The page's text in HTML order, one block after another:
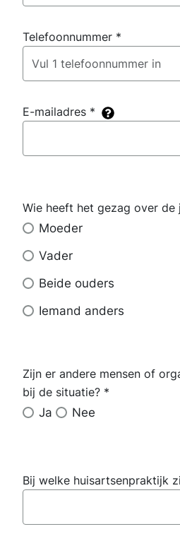
Telefoonnummer *
E-mailadres *
Wie
heeft
gezag
over
de
jongere?
Wie heeft het gezag over de
Moeder
Vader
Beide ouders
Iemand anders
Zijn
er
andere
mensen
de
situatie?
Zijn er andere mensen of
bij de situatie? *
Ja
Nee
Bij welke huisartsenpraktijk